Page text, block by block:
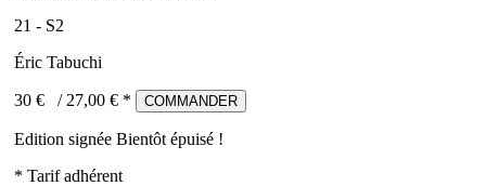
21 - S2
Éric Tabuchi
30 € / 27,00 € * COMMANDER
Edition signée Bientôt épuisé !
* Tarif adhérent